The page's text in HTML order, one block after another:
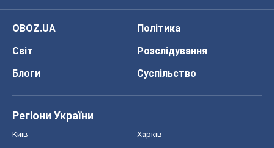
OBOZ.UA
Політика
Світ
Розслідування
Блоги
Суспільство
Регіони України
Київ Харків